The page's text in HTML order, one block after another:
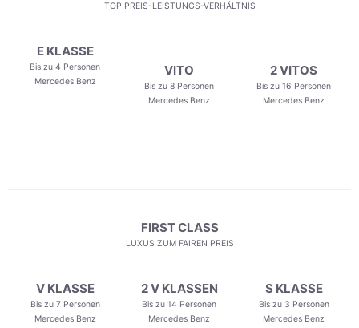
TOP PREIS-LEISTUNGS-VERHÄLTNIS
E KLASSE
Bis zu 4 Personen
Mercedes Benz
VITO
Bis zu 8 Personen
Mercedes Benz
2 VITOS
Bis zu 16 Personen
Mercedes Benz
FIRST CLASS
LUXUS ZUM FAIREN PREIS
V KLASSE
Bis zu 7 Personen
Mercedes Benz
2 V KLASSEN
Bis zu 14 Personen
Mercedes Benz
S KLASSE
Bis zu 3 Personen
Mercedes Benz